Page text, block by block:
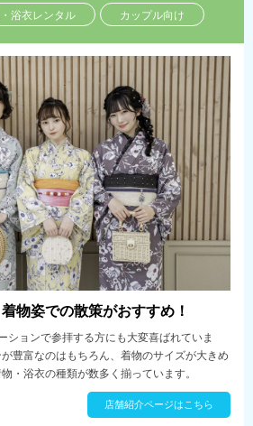
浴衣レンタル カップル向け
物姿での散策がおすすめ！
ションで参拝する方にも大変喜ばれていま
豊富なのはもちろん、着物のサイズが大きめ
・浴衣の種類が数多く揃っています。
店舗紹介ページはこちら